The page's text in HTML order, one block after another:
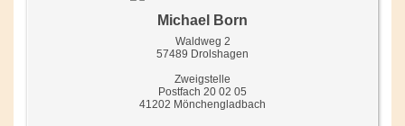
Michael Born
Waldweg 2
57489 Drolshagen
Zweigstelle
Postfach 20 02 05
41202 Mönchengladbach